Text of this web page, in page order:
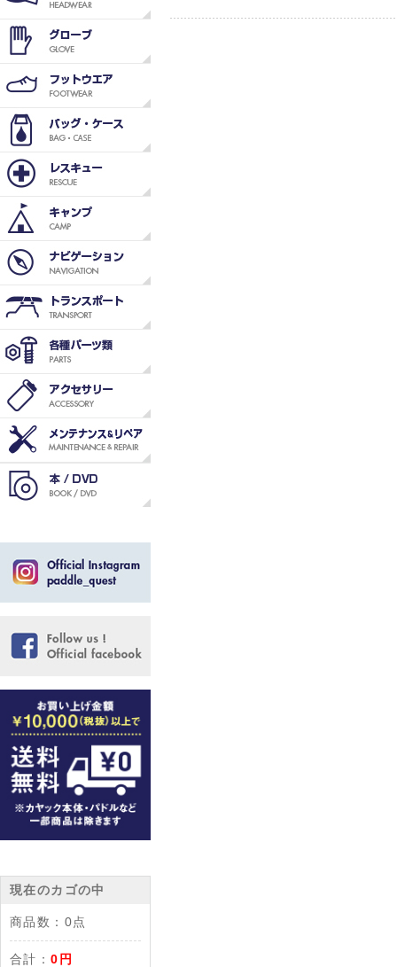
現在のカゴの中
商品数： 0点
合計：0円